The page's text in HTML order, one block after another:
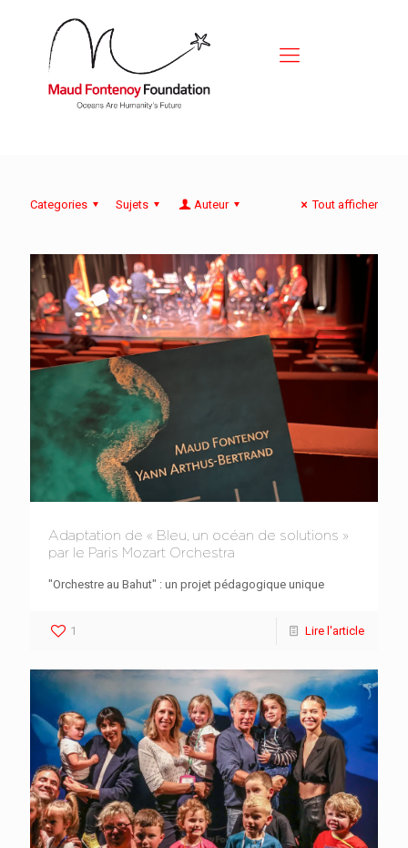
Categories Sujets Auteur Tout afficher
Adaptation de « Bleu, un océan de solutions »
par le Paris Mozart Orchestra
"Orchestre au Bahut" : un projet pédagogique unique
1 Lire l'article